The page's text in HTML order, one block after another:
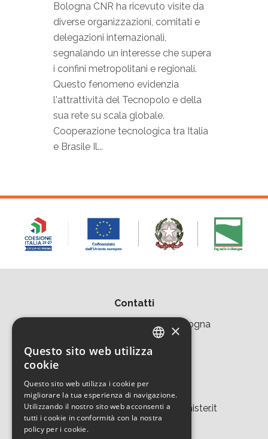
Bologna CNR ha ricevuto visite da
diverse organizzazioni, comitati e
delegazioni internazionali,
segnalando un interesse che supera
i confini metropolitani e regionali.
Questo fenomeno evidenzia
l'attrattività del Tecnopolo e della
sua rete su scala globale.
Cooperazione tecnologica tra Italia
e Brasile Il...
Contatti
Area della Ricerca CNR di Bologna
Via Piero Gobetti 101
Tel. +39 051 639 8457
tecnopolo.bo.cnr@laboratoriomister.it
×
Questo sito web utilizza
cookie
Questo sito web utilizza i cookie per
migliorare la tua esperienza di navigazione.
Utilizzando il nostro sito web acconsenti a
tutti i cookie in conformità con la nostra
policy per i cookie.